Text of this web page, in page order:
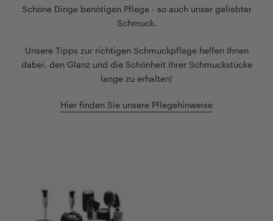
Schöne Dinge benötigen Pflege - so auch unser geliebter
Schmuck.
Unsere Tipps zur richtigen Schmuckpflege helfen Ihnen
dabei, den Glanz und die Schönheit Ihrer Schmuckstücke
lange zu erhalten!
Hier finden Sie unsere Pflegehinweise